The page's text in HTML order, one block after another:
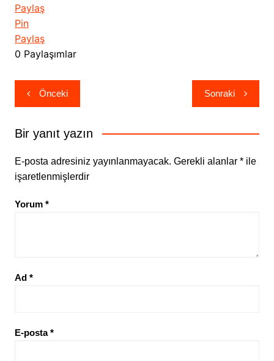
Paylaş
Pin
Paylaş
0 Paylaşımlar
Yazı
gezinmesi
Önceki Sonraki
Bir yanıt yazın
E-posta adresiniz yayınlanmayacak. Gerekli alanlar *ile
işaretlenmişlerdir
Yorum *
Ad *
E-posta*